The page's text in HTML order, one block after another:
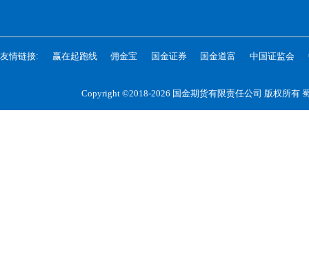
友情链接: 赢在起跑线 佣金宝 国金证券 国金道富 中国证监会
Copyright ©2018-2026 国金期货有限责任公司 版权所有